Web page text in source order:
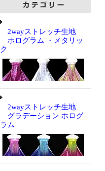
2wayストレッチ生地
ホログラム ・メタリッ
ク
2wayストレッチ生地
グラデーション ホログ
ラム